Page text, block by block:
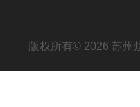
版权所有© 2026 苏